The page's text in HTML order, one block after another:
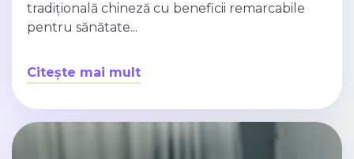
tradițională chineză cu beneficii remarcabile
pentru sănătate...
Citește mai mult